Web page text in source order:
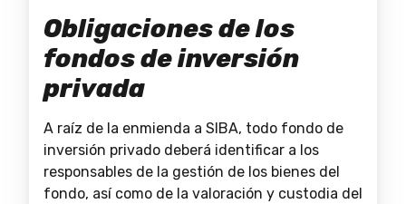
Obligaciones de los
fondos de inversión
privada
A raíz de la enmienda a SIBA, todo fondo de
inversión privado deberá identificar a los
responsables de la gestión de los bienes del
fondo, así como de la valoración y custodia del